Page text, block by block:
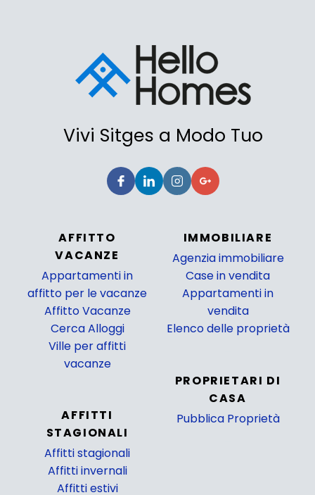
Vivi Sitges a Modo Tuo
AFFITTO
VACANZE
Appartamenti in
affitto per le vacanze
Affitto Vacanze
Cerca Alloggi
Ville per affitti
vacanze
AFFITTI
STAGIONALI
Affitti stagionali
Affitti invernali
Affitti estivi
IMMOBILIARE
Agenzia immobiliare
Case in vendita
Appartamenti in
vendita
Elenco delle proprietà
PROPRIETARI DI
CASA
Pubblica Proprietà